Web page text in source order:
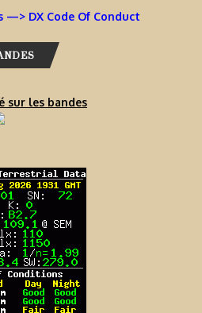
—> DX Code Of Conduct
sur les bandes